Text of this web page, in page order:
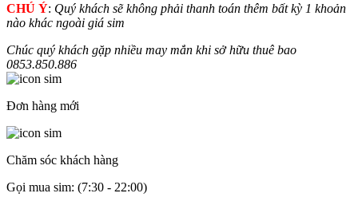
CHÚ Ý: Quý khách sẽ không phải thanh toán thêm bất kỳ 1 khoản
nào khác ngoài giá sim
Chúc quý khách gặp nhiều may mắn khi sở hữu thuê bao
0853.850.886
Đơn hàng mới
Chăm sóc khách hàng
Gọi mua sim: (7:30 - 22:00)